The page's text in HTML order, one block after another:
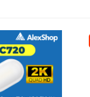
đủ để ghi lại